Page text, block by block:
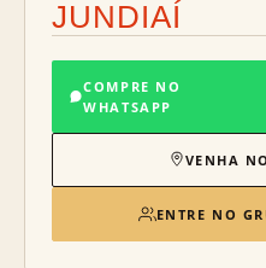
JUNDIAÍ
COMPRE NO
WHATSAPP
VENHA
ENTRE NO